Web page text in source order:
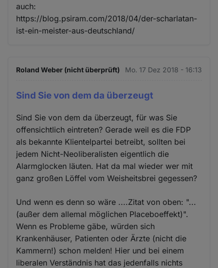
auch:
https://blog.psiram.com/2018/04/der-scharlatan-
ist-ein-meister-aus-deutschland/
Roland Weber (nicht überprüft) Mo. 17 Dez 2018 - 16:13
Sind Sie von dem da überzeugt
Sind Sie von dem da überzeugt, für was Sie
offensichtlich eintreten? Gerade weil es die FDP
als bekannte Klientelpartei betreibt, sollten bei
jedem Nicht-Neoliberalisten eigentlich die
Alarmglocken läuten. Hat da mal wieder wer mit
ganz großen Löffel vom Weisheitsbrei gegessen?
Und wenn es denn so wäre ....Zitat von oben: "...
(außer dem allemal möglichen Placeboeffekt)".
Wenn es Probleme gäbe, würden sich
Krankenhäuser, Patienten oder Ärzte (nicht die
Kammern!) schon melden! Hier und bei einem
liberalen Verständnis hat das jedenfalls nichts